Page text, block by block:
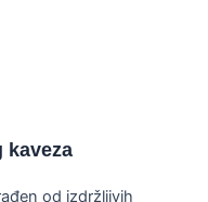
kaveza
od izdržljivih